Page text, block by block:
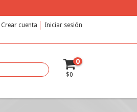
Crear cuenta Iniciar sesión
0
$0